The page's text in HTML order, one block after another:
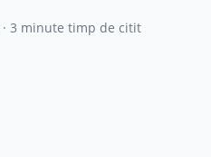
· 3 minute timp de citit